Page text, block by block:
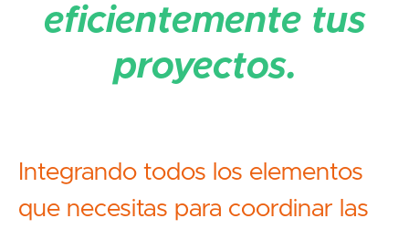
eficientemente tus
proyectos.
Integrando todos los elementos
que necesitas para coordinar las